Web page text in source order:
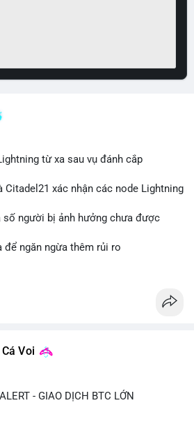
từ xa sau vụ đánh cắp
Citadel21 xác nhận các node Lightning
số người bị ảnh hưởng chưa được
để ngăn ngừa thêm rủi ro
Voi
- GIAO DỊCH BTC LỚN